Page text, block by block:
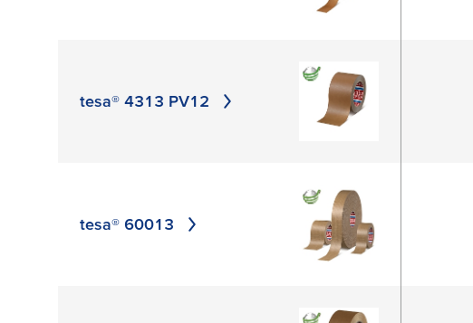
tesa® 4313 PV12
tesa® 60013